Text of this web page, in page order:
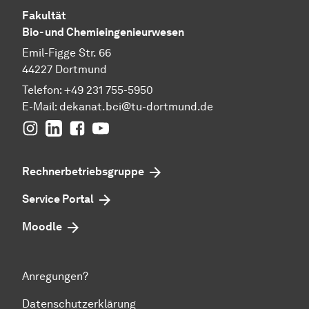
Fakultät
Bio- und Chemieingenieurwesen
Emil-Figge Str. 66
44227 Dortmund
Telefon: +49 231 755-5950
E-Mail: dekanat.bci@tu-dortmund.de
Instagram
LinkedinFacebook
youtube
Rechnerbetriebsgruppe
Service Portal
Moodle
Anregungen?
Datenschutzerklärung